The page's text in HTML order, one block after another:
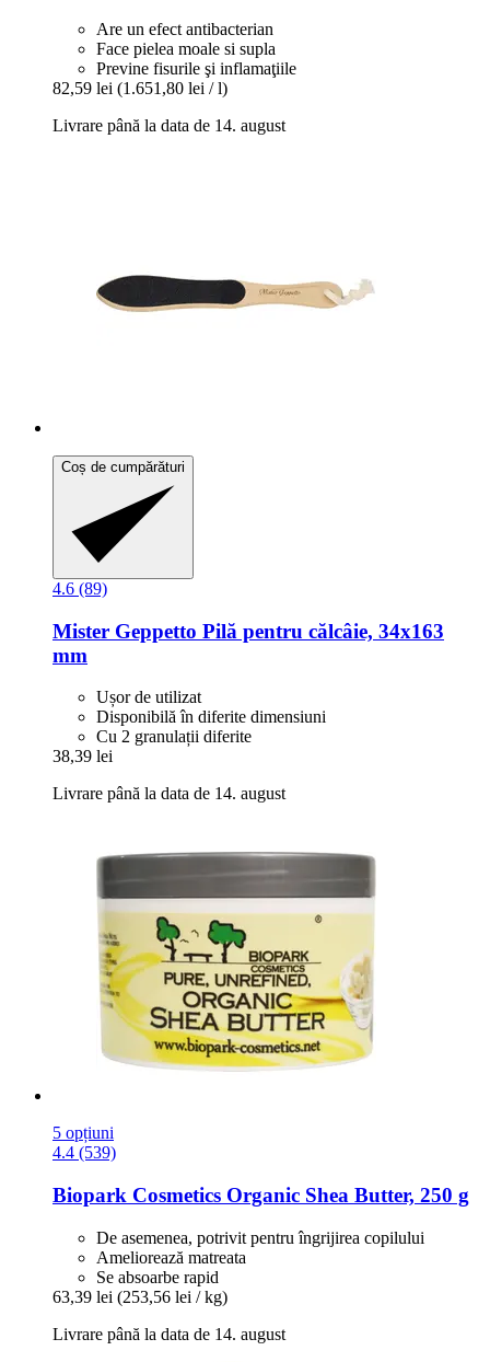
Are un efect antibacterian
Face pielea moale si supla
Previne fisurile şi inflamaţiile
82,59 lei (1.651,80 lei / l)
Livrare până la data de 14. august
Coș de cumpărături
4.6 (89)
Mister Geppetto Pilă pentru călcâie, 34x163
mm
Ușor de utilizat
Disponibilă în diferite dimensiuni
Cu 2 granulații diferite
38,39 lei
Livrare până la data de 14. august
5 opțiuni
4.4 (539)
Biopark Cosmetics Organic Shea Butter, 250 g
De asemenea, potrivit pentru îngrijirea copilului
Ameliorează matreata
Se absoarbe rapid
63,39 lei (253,56 lei / kg)
Livrare până la data de 14. august